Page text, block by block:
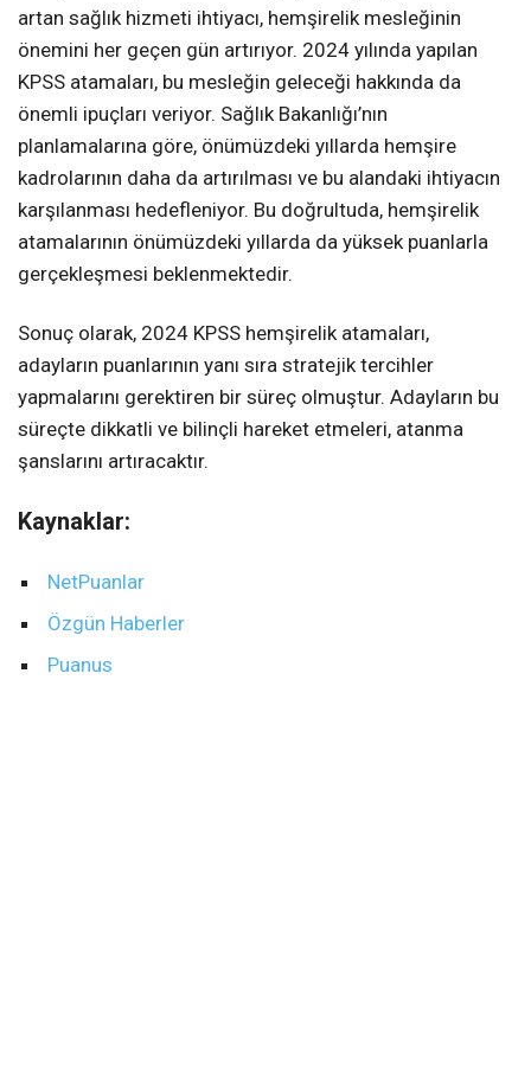
artan sağlık hizmeti ihtiyacı, hemşirelik mesleğinin
önemini her geçen gün artırıyor. 2024 yılında yapılan
KPSS atamaları, bu mesleğin geleceği hakkında da
önemli ipuçları veriyor. Sağlık Bakanlığı’nın
planlamalarına göre, önümüzdeki yıllarda hemşire
kadrolarının daha da artırılması ve bu alandaki ihtiyacın
karşılanması hedefleniyor. Bu doğrultuda, hemşirelik
atamalarının önümüzdeki yıllarda da yüksek puanlarla
gerçekleşmesi beklenmektedir.
Sonuç olarak, 2024 KPSS hemşirelik atamaları,
adayların puanlarının yanı sıra stratejik tercihler
yapmalarını gerektiren bir süreç olmuştur. Adayların bu
süreçte dikkatli ve bilinçli hareket etmeleri, atanma
şanslarını artıracaktır.
Kaynaklar:
NetPuanlar
Özgün Haberler
Puanus